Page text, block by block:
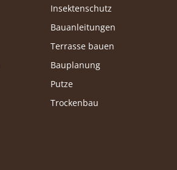
Insektenschutz
Bauanleitungen
Terrasse bauen
Bauplanung
Putze
Trockenbau